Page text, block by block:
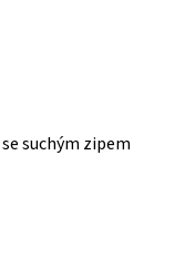
se suchým zipem